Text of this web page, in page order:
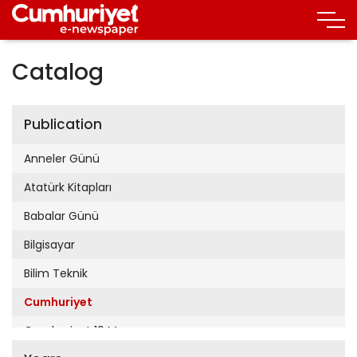
Catalog
Publication
Anneler Günü
Atatürk Kitapları
Babalar Günü
Bilgisayar
Bilim Teknik
Cumhuriyet
Cumhuriyet 19 Mayıs